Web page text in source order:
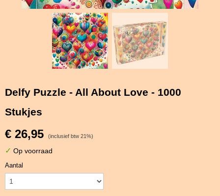
Delfy Puzzle - All About Love - 1000
Stukjes
€ 26,95 (inclusief btw 21%)
✓ Op voorraad
Aantal